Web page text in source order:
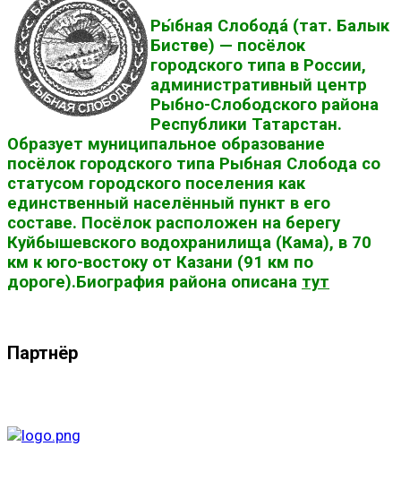
Ры́бная Слобода́ (тат. Балык
Бистәсе) — посёлок
городского типа в России,
административный центр
Рыбно-Слободского района
Республики Татарстан.
Образует муниципальное образование
посёлок городского типа Рыбная Слобода со
статусом городского поселения как
единственный населённый пункт в его
составе. Посёлок расположен на берегу
Куйбышевского водохранилища (Кама), в 70
км к юго-востоку от Казани (91 км по
дороге).Биография района описана тут
Партнёр